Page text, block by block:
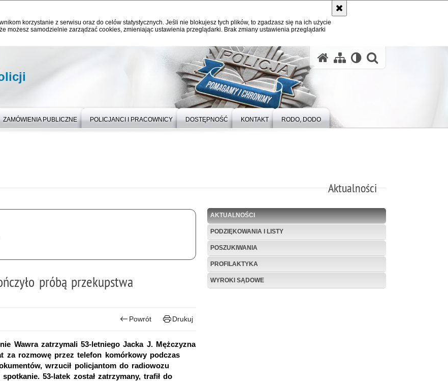
korzystanie z serwisu oraz do celów statystycznych. Jeśli nie blokujesz tych plików, to zgadzasz się na ich użycie
możesz samodzielnie zarządzać cookies, zmieniając ustawienia przeglądarki. Brak zmiany ustawienia przeglądarki
ZAMÓWIENIA PUBLICZNE POLICJANCI I PRACOWNICY DOSTĘPNOŚĆ KONTAKT RODO, DODO
Aktualności
próbą przekupstwa
Powrót Drukuj
Wawra zatrzymali 53-letniego Jacka J. Mężczyzna
za rozmowę przez telefon komórkowy podczas
wrzucił policjantom do radiowozu
53-latek został zatrzymany, trafił do
AKTUALNOŚCI
PODZIĘKOWANIA I LISTY
POSZUKIWANIA
PROFILAKTYKA
WYROKI SĄDOWE